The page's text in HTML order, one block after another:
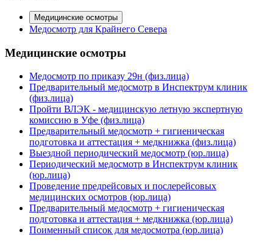
Медицинские осмотры
Медосмотр для Крайнего Севера
Медицинские осмотры
Медосмотр по приказу 29н (физ.лица)
Предварительный медосмотр в Инспектрум клиник
(физ.лица)
Пройти ВЛЭК - медицинскую летную экспертную
комиссию в Уфе (физ.лица)
Предварительный медосмотр + гигиеническая
подготовка и аттестация + медкнижка (физ.лица)
Выездной периодический медосмотр (юр.лица)
Периодический медосмотр в Инспектрум клиник
(юр.лица)
Проведение предрейсовых и послерейсовых
медицинских осмотров (юр.лица)
Предварительный медосмотр + гигиеническая
подготовка и аттестация + медкнижка (юр.лица)
Поименный список для медосмотра (юр.лица)